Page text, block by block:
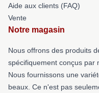
Aide aux clients (FAQ)
Vente
Notre magasin
Nous offrons des produits
spécifiquement conçus par
Nous fournissons une
beaux. Ce n'est pas